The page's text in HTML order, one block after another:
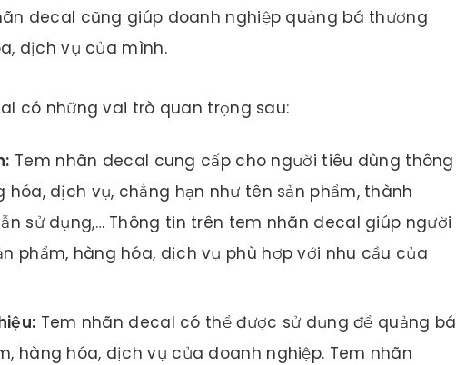
decal cũng giúp doanh nghiệp quảng bá thương
dịch vụ của mình.
có những vai trò quan trọng sau:
Tem nhãn decal cung cấp cho người tiêu dùng thông
hóa, dịch vụ, chẳng hạn như tên sản phẩm, thành
sử dụng,… Thông tin trên tem nhãn decal giúp người
phẩm, hàng hóa, dịch vụ phù hợp với nhu cầu của
Tem nhãn decal có thể được sử dụng để quảng bá
hàng hóa, dịch vụ của doanh nghiệp. Tem nhãn